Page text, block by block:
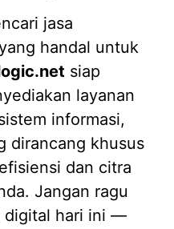
jasa
handal untuk
siap
layanan
informasi,
dirancang khusus
dan citra
Jangan ragu
digital hari ini —